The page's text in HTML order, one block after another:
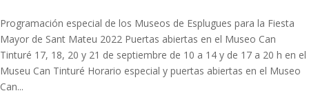
Programación especial de los Museos de Esplugues para la Fiesta
Mayor de Sant Mateu 2022 Puertas abiertas en el Museo Can
Tinturé 17, 18, 20 y 21 de septiembre de 10 a 14 y de 17 a 20 h en el
Museu Can Tinturé Horario especial y puertas abiertas en el Museo
Can...